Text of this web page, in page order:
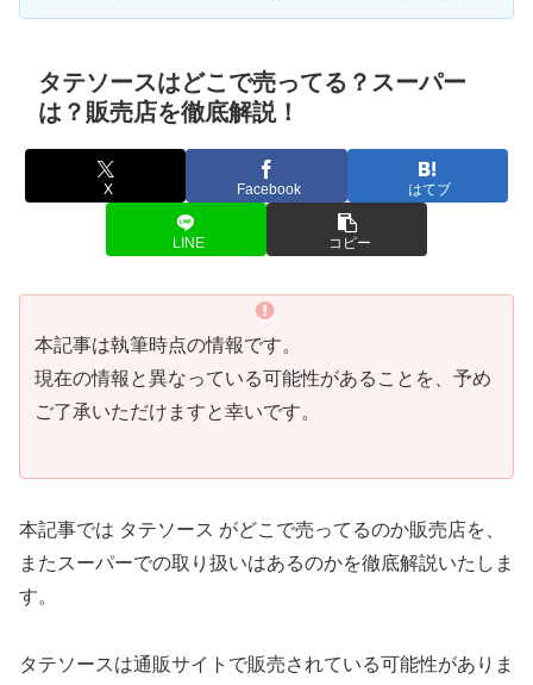
タテソースはどこで売ってる？スーパー
は？販売店を徹底解説！
X Facebook はてブ
LINE コピー
本記事は執筆時点の情報です。
現在の情報と異なっている可能性があることを、予め
ご了承いただけますと幸いです。
本記事では タテソース がどこで売ってるのか販売店を、
またスーパーでの取り扱いはあるのかを徹底解説いたしま
す。
タテソースは通販サイトで販売されている可能性がありま